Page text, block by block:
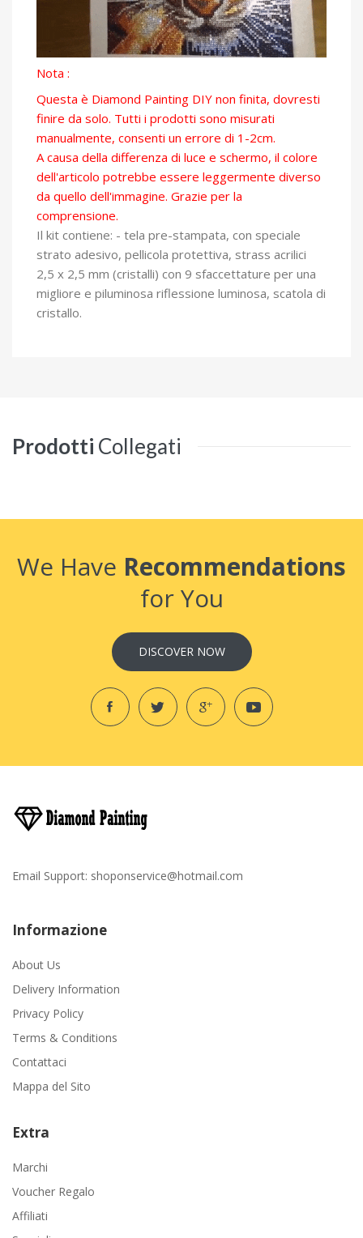
Nota :
Questa è Diamond Painting DIY non finita, dovresti
finire da solo. Tutti i prodotti sono misurati
manualmente, consenti un errore di 1-2cm.
A causa della differenza di luce e schermo, il colore
dell'articolo potrebbe essere leggermente diverso
da quello dell'immagine. Grazie per la
comprensione.
Il kit contiene: - tela pre-stampata, con speciale
strato adesivo, pellicola protettiva, strass acrilici
2,5 x 2,5 mm (cristalli) con 9 sfaccettature per una
migliore e piluminosa riflessione luminosa, scatola di
cristallo.
Prodotti Collegati
We Have Recommendations
for You
DISCOVER NOW
Email Support: shoponservice@hotmail.com
Informazione
About Us
Delivery Information
Privacy Policy
Terms & Conditions
Contattaci
Mappa del Sito
Extra
Marchi
Voucher Regalo
Affiliati